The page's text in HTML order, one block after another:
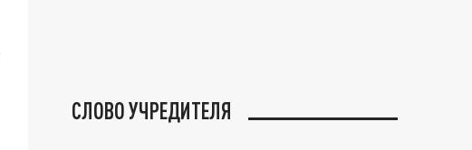
СЛОВО УЧРЕДИТЕЛЯ